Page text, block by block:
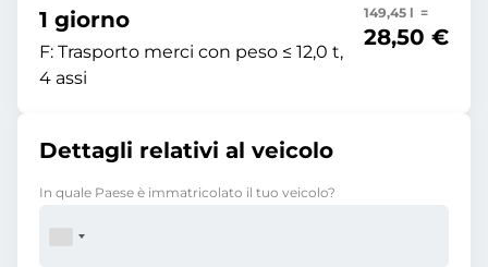
1 giorno
F: Trasporto merci con peso ≤ 12,0 t,
4 assi
149,45 l =
28,50 €
Dettagli relativi al veicolo
In quale Paese è immatricolato il tuo veicolo?